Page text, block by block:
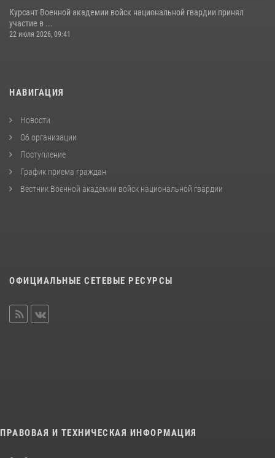
Курсант Военной академии войск национальной гвардии принял
участие в ...
22 июля 2026, 09:41
НАВИГАЦИЯ
Новости
Об организации
Поступление
График приема граждан
Вестник Военной академии войск национальной гвардии
ОФИЦИАЛЬНЫЕ СЕТЕВЫЕ РЕСУРСЫ
ПРАВОВАЯ И ТЕХНИЧЕСКАЯ ИНФОРМАЦИЯ